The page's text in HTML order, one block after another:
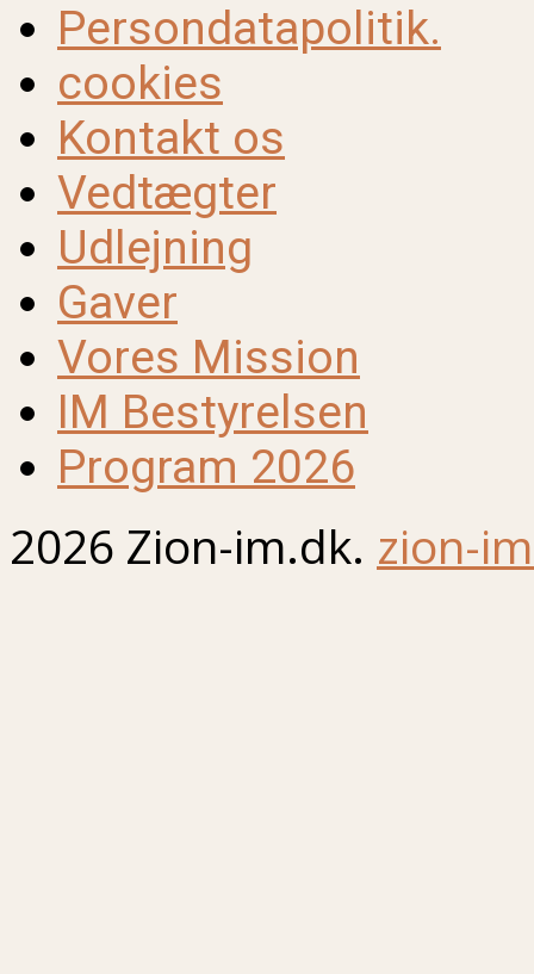
Persondatapolitik.
cookies
Kontakt os
Vedtægter
Udlejning
Gaver
Vores Mission
IM Bestyrelsen
Program 2026
2026 Zion-im.dk. zion-